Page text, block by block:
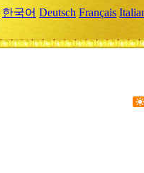
한국어 Deutsch Français